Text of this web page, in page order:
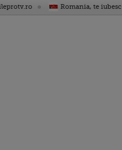
Romania, te iubesc